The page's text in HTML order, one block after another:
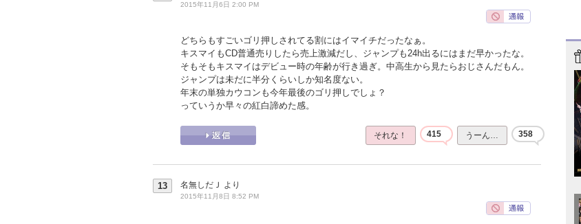
2015年11月6日 2:00 PM
どちらもすごいゴリ押しされてる割にはイマイチだったなぁ。
キスマイもCD普通売りしたら売上激減だし、ジャンプも24h出るにはまだ早かったな。
そもそもキスマイはデビュー時の年齢が行き過ぎ。中高生から見たらおじさんだもん。
ジャンプは未だに半分くらいしか知名度ない。
年末の単独カウコンも今年最後のゴリ押しでしょ？
っていうか早々の紅白諦めた感。
それな！ 415 うーん… 358
13 名無しだＪ より
2015年11月8日 8:52 PM